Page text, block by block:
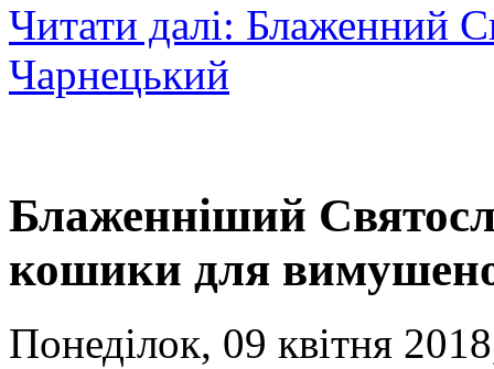
Читати далі: Блаженний
Чарнецький
Блаженніший
кошики для вимушено
Понеділок, 09 квітня